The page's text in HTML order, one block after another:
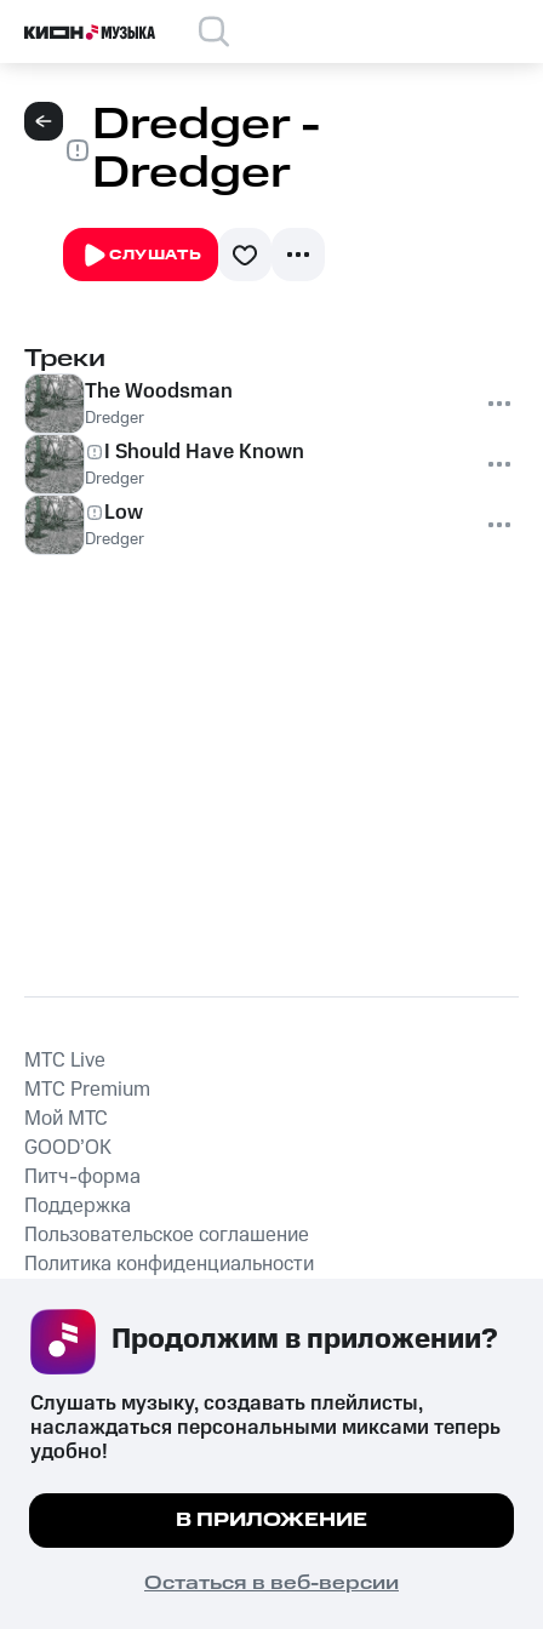
Dredger -
Dredger
СЛУШАТЬ
Треки
The Woodsman
Dredger
I Should Have Known
Dredger
Low
Dredger
СКАЧАТЬ ПРИЛОЖЕНИЕ
MTС Live
MTС Premium
Мой МТС
GOOD’OK
Питч-форма
Поддержка
Пользовательское соглашение
Политика конфиденциальности
психотропных веществ, их аналогов причиняет вред здоровью,
их незаконный оборот запрещён и влечёт установленную
законодательством ответственность.
© 2026 ООО «КИОН».
Все права защищены
Мы используем куки, чтобы на сайте все
Подробнее
ПОНЯТНО
Слушать музыку, создавать плейлисты,
наслаждаться персональными миксами теперь
удобно!
В ПРИЛОЖЕНИЕ
Остаться в веб-версии